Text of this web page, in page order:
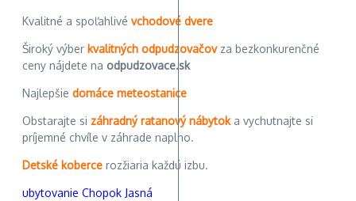
Kvalitné a spoľahlivé vchodové dvere
Široký výber kvalitných odpudzovačovza bezkonkurenčné
ceny nájdete na odpudzovace.sk
Najlepšie domáce meteostanice
Obstarajte si záhradný ratanový nábytoka vychutnajte si
príjemné chvíle v záhrade naplno.
Detské koberce rozžiaria každú izbu.
ubytovanie Chopok Jasná